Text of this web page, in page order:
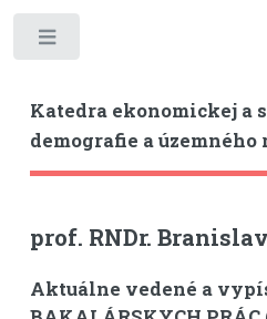
Katedra ekonomickej a
demografie a územného
prof. RNDr.
Aktuálne vedené a